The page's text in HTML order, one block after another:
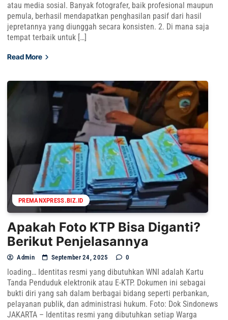
atau media sosial. Banyak fotografer, baik profesional maupun
pemula, berhasil mendapatkan penghasilan pasif dari hasil
jepretannya yang diunggah secara konsisten. 2. Di mana saja
tempat terbaik untuk […]
Read More
PREMANXPRESS.BIZ.ID
Apakah Foto KTP Bisa Diganti?
Berikut Penjelasannya
Admin September 24, 2025 0
loading… Identitas resmi yang dibutuhkan WNI adalah Kartu
Tanda Penduduk elektronik atau E-KTP. Dokumen ini sebagai
bukti diri yang sah dalam berbagai bidang seperti perbankan,
pelayanan publik, dan administrasi hukum. Foto: Dok Sindonews
JAKARTA – Identitas resmi yang dibutuhkan setiap Warga